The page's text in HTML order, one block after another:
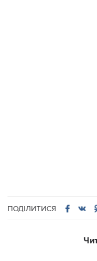
ПОДІЛИТИСЯ